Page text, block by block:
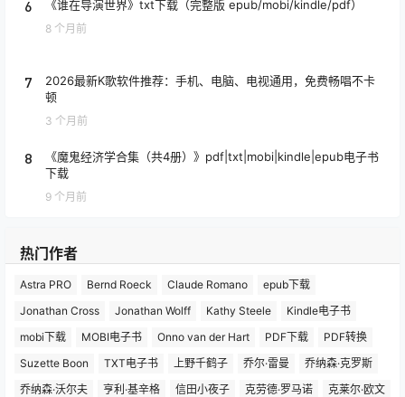
6 《谁在导演世界》txt下载（完整版 epub/mobi/kindle/pdf）
8 个月前
7
2026最新K歌软件推荐：手机、电脑、电视通用，免费畅唱不卡
顿
3 个月前
8
《魔鬼经济学合集（共4册）》pdf|txt|mobi|kindle|epub电子书
下载
9 个月前
热门作者
Astra PRO Bernd Roeck Claude Romano
epub下载
Jonathan Cross
Jonathan Wolff Kathy Steele
Kindle电子书
mobi下载
MOBI电子书 Onno van der Hart PDF下载
PDF转换
Suzette Boon
TXT电子书 上野千鹤子 乔尔·雷曼
乔纳森·克罗斯
乔纳森·沃尔夫
亨利·基辛格 信田小夜子 克劳德·罗马诺 克莱尔·欧文